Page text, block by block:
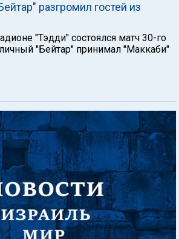
разгромил гостей из
"Тэдди" состоялся матч 30-го
"Бейтар" принимал "Маккаби"